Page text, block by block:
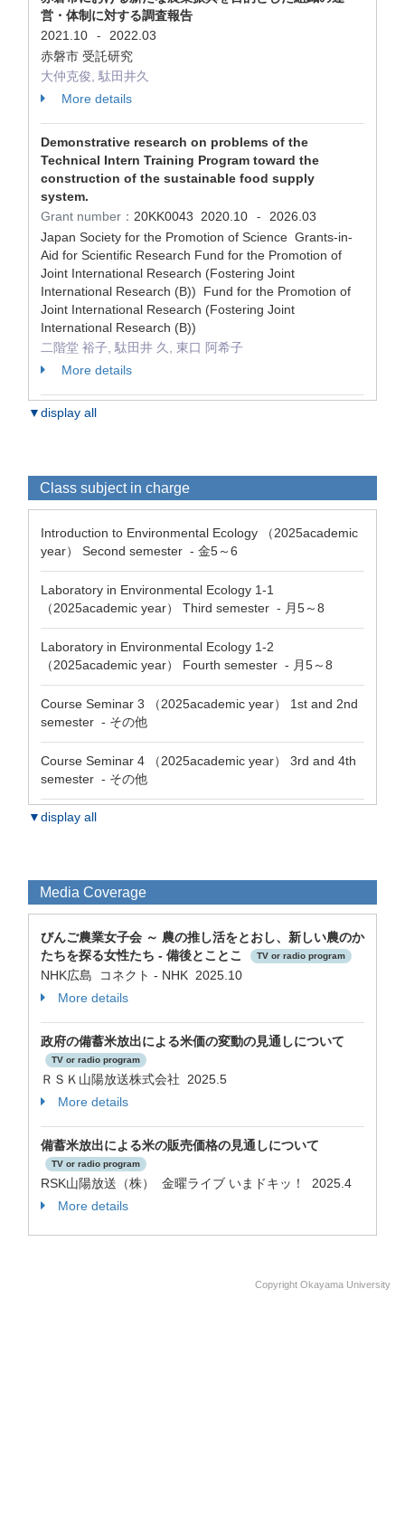
営・体制に対する調査報告
2021.10
-
2022.03
赤磐市 受託研究
大仲克俊, 駄田井久
More details
Demonstrative research on problems of the
Technical Intern Training Program toward the
construction of the sustainable food supply
system.
Grant number： 20KK0043 2020.10 -
2026.03
Japan Society for the Promotion of Science Grants-in-
Aid for Scientific Research Fund for the Promotion of
Joint International Research (Fostering Joint
International Research (B)) Fund for the Promotion of
Joint International Research (Fostering Joint
International Research (B))
二階堂 裕子, 駄田井 久, 東口 阿希子
More details
▼display all
Class subject in charge
Introduction to Environmental Ecology （2025academic
year） Second semester - 金5～6
Laboratory in Environmental Ecology 1-1
（2025academic year） Third semester - 月5～8
Laboratory in Environmental Ecology 1-2
（2025academic year） Fourth semester - 月5～8
Course Seminar 3 （2025academic year） 1st and 2nd
semester - その他
Course Seminar 4 （2025academic year） 3rd and 4th
semester - その他
▼display all
Media Coverage
びんご農業女子会 ～ 農の推し活をとおし、新しい農のか
たちを探る女性たち - 備後とことこ
TV or radio program
NHK広島 コネクト - NHK 2025.10
More details
政府の備蓄米放出による米価の変動の見通しについて
TV or radio program
ＲＳＫ山陽放送株式会社 2025.5
More details
備蓄米放出による米の販売価格の見通しについて
TV or radio program
RSK山陽放送（株） 金曜ライブ いまドキッ！ 2025.4
More details
Copyright Okayama University